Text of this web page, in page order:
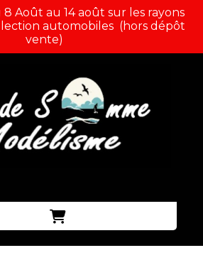
Août au 14 août sur les rayons
automobiles (hors dépôt
vente)